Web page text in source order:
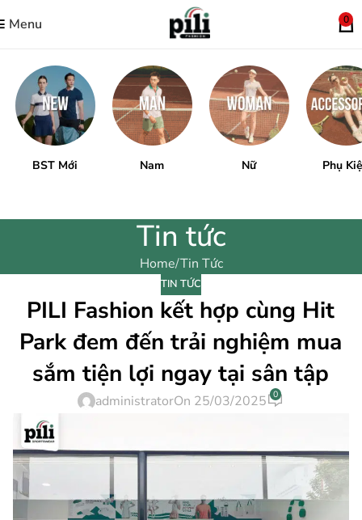
Menu 0
BST Mới Nam Nữ Phụ
Tin tức
Home Tin Tức
TIN TỨC
PILI Fashion kết hợp cùng Hit
Park đem đến trải nghiệm mua
sắm tiện lợi ngay tại sân tập
administratorOn 25/03/2025 0